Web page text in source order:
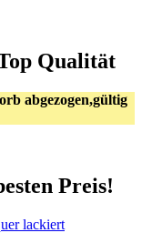
Qualität
abgezogen,gültig
Preis!
lackiert